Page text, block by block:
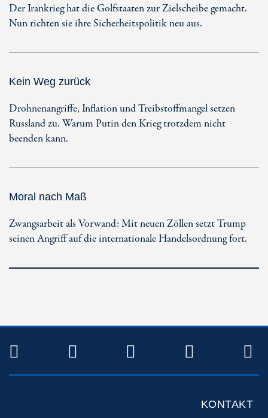
Der Irankrieg hat die Golfstaaten zur Zielscheibe gemacht.
Nun richten sie ihre Sicherheitspolitik neu aus.
Kein Weg zurück
Drohnenangriffe, Inflation und Treibstoffmangel setzen
Russland zu. Warum Putin den Krieg trotzdem nicht
beenden kann.
Moral nach Maß
Zwangsarbeit als Vorwand: Mit neuen Zöllen setzt Trump
seinen Angriff auf die internationale Handelsordnung fort.
TWITTERFACEBOOKINSTAGRAM
KONTAKT